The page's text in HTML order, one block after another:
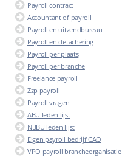
Payroll contract
Accountant of payroll
Payroll en uitzendbureau
Payroll en detachering
Payroll per plaats
Payroll per branche
Freelance payroll
Zzp payroll
Payroll vragen
ABU leden lijst
NBBU leden lijst
Eigen payroll bedrijf CAO
VPO payroll brancheorganisatie